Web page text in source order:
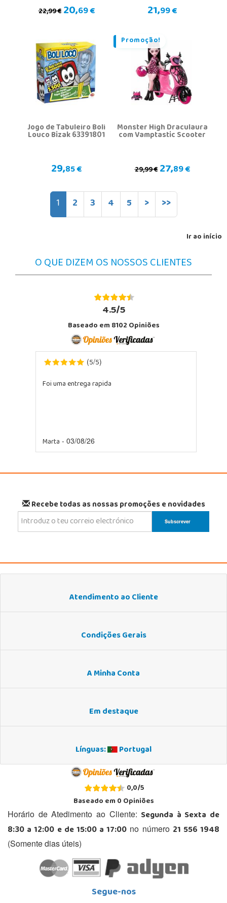
22,99 €20,69 € 21,99 €
Jogo de Tabuleiro Boli
Louco Bizak 63391801
29,85 €
Promoção!
Monster High Draculaura
com Vamptastic Scooter
29,99 €27,89 €
1 2 3 4 5 > >>
Ir ao início
O QUE DIZEM OS NOSSOS CLIENTES
4.5/5
Baseado em 8102 Opiniões
(5/5)
Foi uma entrega rapida
Marta - 03/08/26
Recebe todas as nossas promoções e novidades
Atendimento ao Cliente
Condições Gerais
A Minha Conta
Em destaque
Línguas: Portugal
0,0/5
Baseado em0Opiniões
Horário de Atedimento ao Cliente: Segunda à Sexta de
8:30 a 12:00 e de 15:00 a 17:00 no número 21 556 1948
(Somente dias úteis)
Segue-nos